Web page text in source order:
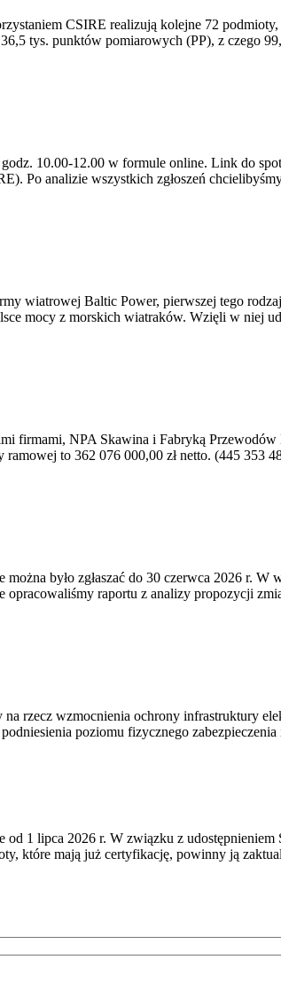
CSIRE realizują kolejne 72
tys. punktów pomiarowych (PP), z czego
10.00-12.00 w formule online. Link do
Po analizie wszystkich zgłoszeń
wiatrowej Baltic Power, pierwszej tego
mocy z morskich wiatraków. Wzięli w niej
firmami, NPA Skawina i Fabryką
to 362 076 000,00 zł netto. (445 353
było zgłaszać do 30 czerwca 2026 r. W
raportu z analizy propozycji
rzecz wzmocnienia ochrony infrastruktury
poziomu fizycznego
1 lipca 2026 r. W związku z
które mają już certyfikację, powinny ją